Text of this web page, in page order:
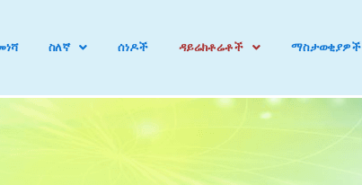
ስለኛ ሰነዶች ዳይሬክቶሬቶች ማስታወቂያዎች